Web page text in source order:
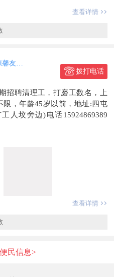
查看详情
拨打电话
招聘清理工，打磨工数名，上
，年龄45岁以前，地址:四屯
人坟旁边)电话15924869389
查看详情
民信息>